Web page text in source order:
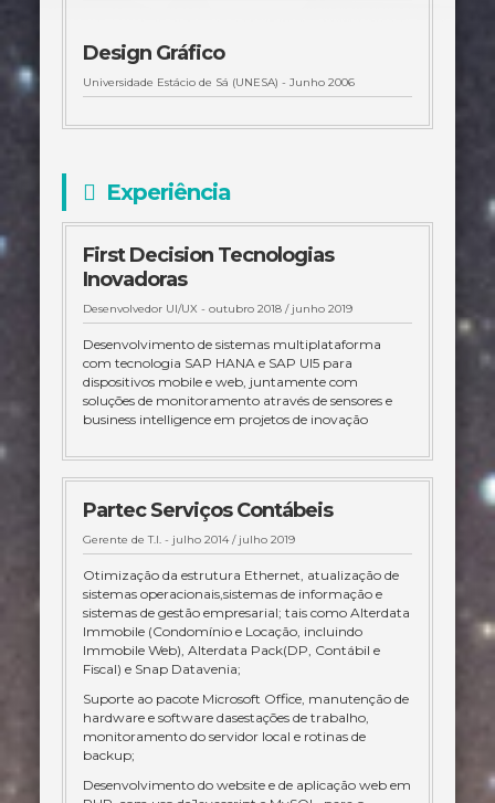
Design Gráfico
Universidade Estácio de Sá (UNESA) - Junho 2006
Experiência
First Decision Tecnologias
Inovadoras
Desenvolvedor UI/UX - outubro 2018 / junho 2019
Desenvolvimento de sistemas multiplataforma
com tecnologia SAP HANA e SAP UI5 para
dispositivos mobile e web, juntamente com
soluções de monitoramento através de sensores e
business intelligence em projetos de inovação
Partec Serviços Contábeis
Gerente de T.I. - julho 2014 / julho 2019
Otimização da estrutura Ethernet, atualização de
sistemas operacionais,sistemas de informação e
sistemas de gestão empresarial; tais como Alterdata
Immobile (Condomínio e Locação, incluindo
Immobile Web), Alterdata Pack(DP, Contábil e
Fiscal) e Snap Datavenia;
Suporte ao pacote Microsoft Office, manutenção de
hardware e software dasestações de trabalho,
monitoramento do servidor local e rotinas de
backup;
Desenvolvimento do website e de aplicação web em